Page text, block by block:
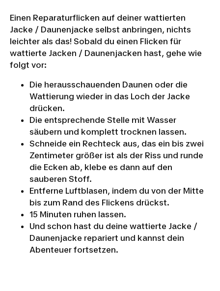
DECATHLON
DAUNENJACKE
FLICKEN DIY-
Einen Reparaturflicken auf deiner wattierten
Jacke / Daunenjacke selbst anbringen, nichts
leichter als das! Sobald du einen Flicken für
wattierte Jacken / Daunenjacken hast, gehe wie
folgt vor:
Die herausschauenden Daunen oder die
Wattierung wieder in das Loch der Jacke
drücken.
Die entsprechende Stelle mit Wasser
säubern und komplett trocknen lassen.
Schneide ein Rechteck aus, das ein bis zwei
Zentimeter größer ist als der Riss und runde
die Ecken ab, klebe es dann auf den
sauberen Stoff.
Entferne Luftblasen, indem du von der Mitte
bis zum Rand des Flickens drückst.
15 Minuten ruhen lassen.
Und schon hast du deine wattierte Jacke /
Daunenjacke repariert und kannst dein
Abenteuer fortsetzen.